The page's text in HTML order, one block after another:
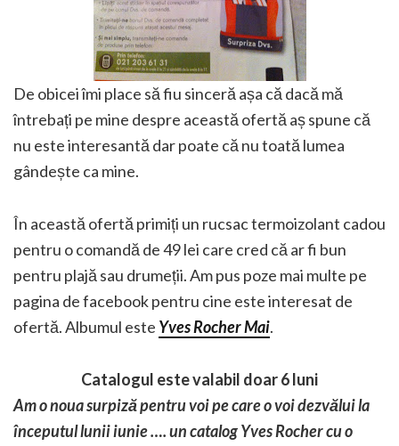
De obicei îmi place să fiu sinceră așa că dacă mă
întrebați pe mine despre această ofertă aș spune că
nu esteinteresantă dar poate că nu toată lumea
gândește ca mine.
În această ofertă primiți un rucsac termoizolant cadou
pentru o comandă de 49 lei care cred că ar fi bun
pentru plajă sau drumeții. Am pus poze mai multe pe
pagina de facebook pentru cine este interesat de
ofertă. Albumul este Yves Rocher Mai.
Catalogul este valabil doar 6 luni
Am o noua surpiză pentru voi pe care o voi dezvălui la
începutul lunii iunie …. un catalog Yves Rocher cu o